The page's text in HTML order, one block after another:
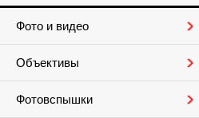
Фото и видео
Объективы
Фотовспышки